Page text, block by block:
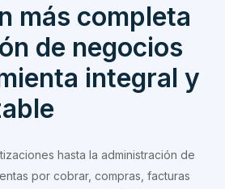
más completa
de negocios
integral y
hasta la administración de
por cobrar, compras, facturas